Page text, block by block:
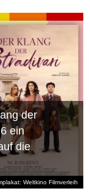
Weltkino Filmverleih
der
ein
die